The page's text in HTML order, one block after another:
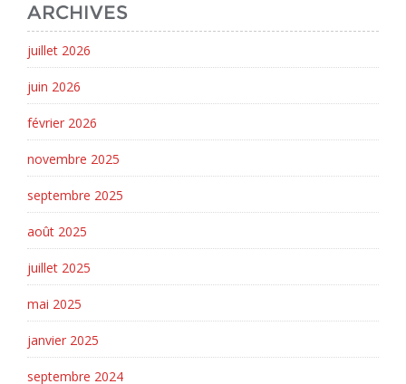
ARCHIVES
juillet 2026
juin 2026
février 2026
novembre 2025
septembre 2025
août 2025
juillet 2025
mai 2025
janvier 2025
septembre 2024